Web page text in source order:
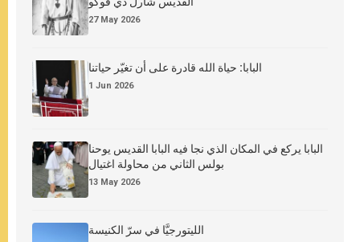
27 May 2026
البابا: حياة الله قادرة على أن تغيّر حياتنا
1 Jun 2026
البابا يركع في المكان الذي نجا فيه البابا القديس يوحنا
بولس الثاني من محاولة اغتيال
13 May 2026
الليتورجيَّا في سرّ الكنيسة